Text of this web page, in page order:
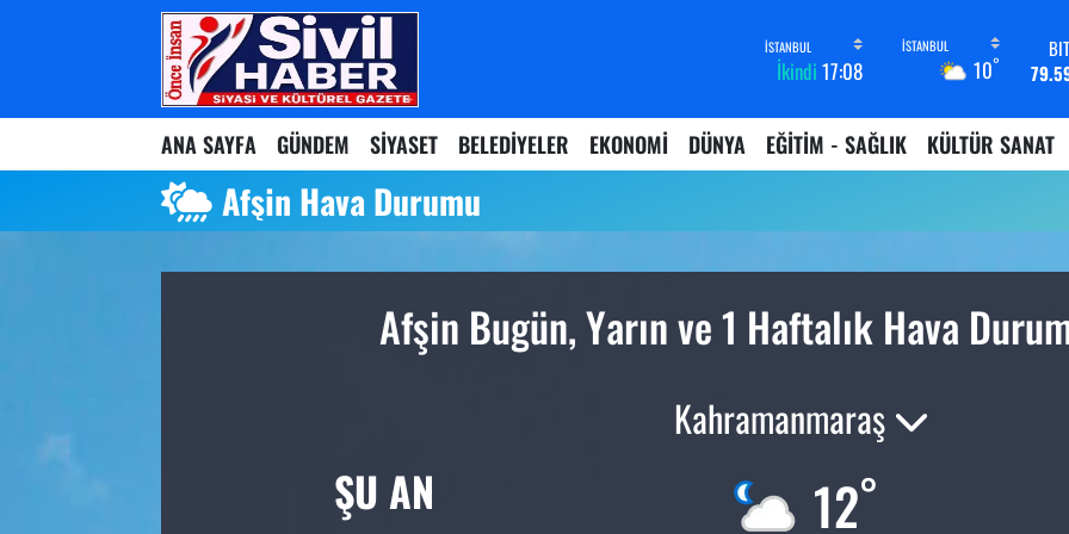
İkindi 17:08 10°
ANA SAYFA GÜNDEM SİYASET BELEDİYELER EKONOMİ DÜNYA EĞİTİM - SAĞLIK KÜLTÜR SANAT
Afşin Hava Durumu
Afşin Bugün, Yarın ve 1 Haftalık Hava
ŞU AN
Kahramanmaraş
12°
Nöbetçi Eczaneler
Hava Durumu
Namaz Vakitleri
Trafik Durumu